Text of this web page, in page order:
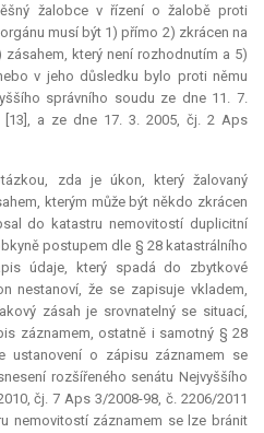
žalobce v řízení o žalobě proti
musí být 1) přímo 2) zkrácen na
který není rozhodnutím a 5)
v jeho důsledku bylo proti němu
správního soudu ze dne 11. 7.
a ze dne 17. 3. 2005, čj. 2 Aps
zda je úkon, který žalovaný
kterým může být někdo zkrácen
do katastru nemovitostí duplicitní
postupem dle § 28 katastrálního
údaje, který spadá do zbytkové
nestanoví, že se zapisuje vkladem,
zásah je srovnatelný se situací,
záznamem, ostatně i samotný § 28
ustanovení o zápisu záznamem se
rozšířeného senátu Nejvyššího
čj. 7 Aps 3/2008-98, č. 2206/2011
nemovitostí záznamem se lze bránit